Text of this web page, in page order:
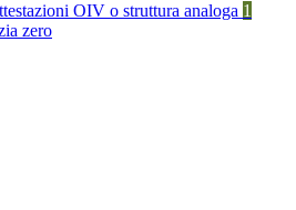
OIV o struttura analoga 1
zero